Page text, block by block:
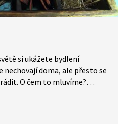
si ukážete bydlení
nechovají doma, ale přesto se
O čem to mluvíme?
hotel? Co to je a k